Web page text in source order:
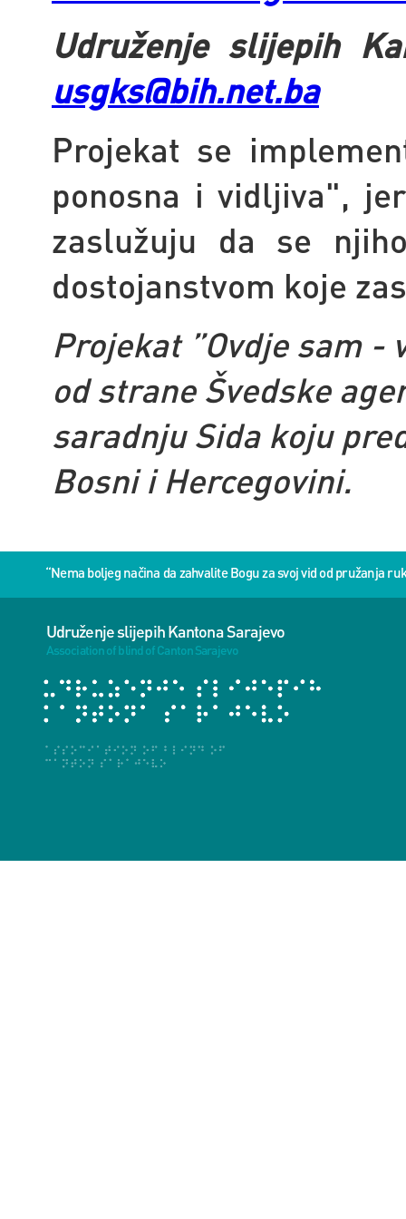
Udruženje slijepih
usgks@bih.net.ba
Projekat se
ponosna i vidljiva",
zaslužuju da se
dostojanstvom koje
Projekat ”Ovdje sam -
od strane Švedske
saradnju Sida koju
Bosni i Hercegovini.
“Nema boljeg načina da zahvalite Bogu za svoj vid od pružanja
Udruženje slijepih Kantona Sarajevo
Association of blind of Canton Sarajevo